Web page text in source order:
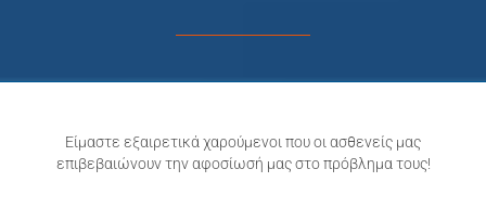
Είμαστε εξαιρετικά χαρούμενοι που οι ασθενείς μας
επιβεβαιώνουν την αφοσίωσή μας στο πρόβλημα τους!